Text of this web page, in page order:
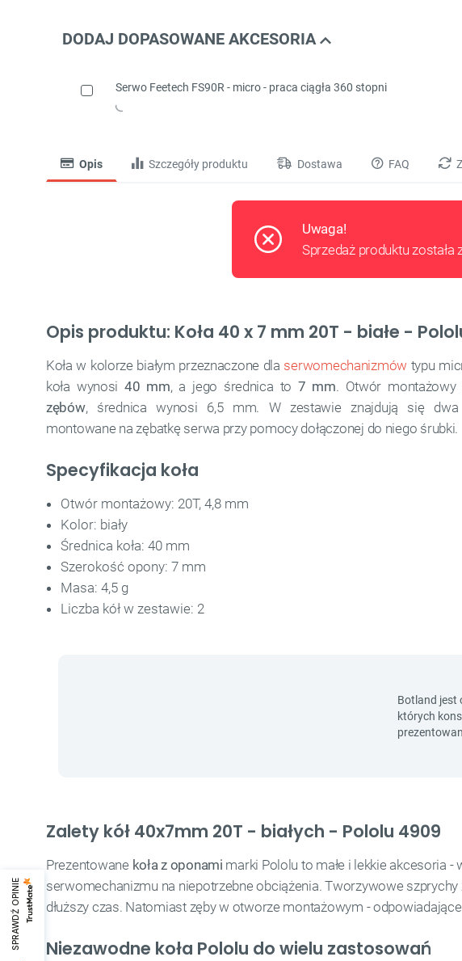
SPRAWDŹ OPINIE
DODAJ DOPASOWANE AKCESORIA
Serwo Feetech FS90R - micro - praca ciągła 360 stopni
Opis Szczegóły produktu Dostawa FAQ
Uwaga!
Sprzedaż produktu
Opis produktu: Koła 40 x 7 mm 20T - białe -
Koła w kolorze białym przeznaczone dla serwomechanizmów typu
koła wynosi40 mm, a jego średnica to 7 mm. Otwór montażowy
zębów, średnica wynosi 6,5 mm. W zestawie znajdują się dwa
montowane na zębatkę serwa przy pomocy dołączonej do niego śrubki.
Specyfikacja koła
Otwór montażowy: 20T, 4,8 mm
Kolor: biały
Średnica koła: 40 mm
Szerokość opony: 7 mm
Masa: 4,5 g
Liczba kół w zestawie: 2
Zalety kół 40x7mm 20T - białych - Pololu 4909
Prezentowane koła z oponami marki Pololu to małe i lekkie akcesoria -
serwomechanizmu na niepotrzebne obciążenia. Tworzywowe
dłuższy czas. Natomiast zęby w otworze montażowym -
Niezawodne koła Pololu do wielu zastosowań